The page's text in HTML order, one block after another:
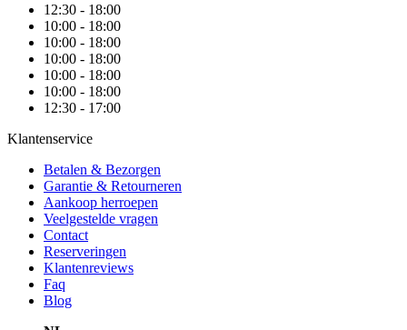
12:30 - 18:00
10:00 - 18:00
10:00 - 18:00
10:00 - 18:00
10:00 - 18:00
10:00 - 18:00
12:30 - 17:00
Klantenservice
Betalen & Bezorgen
Garantie & Retourneren
Aankoop herroepen
Veelgestelde vragen
Contact
Reserveringen
Klantenreviews
Faq
Blog